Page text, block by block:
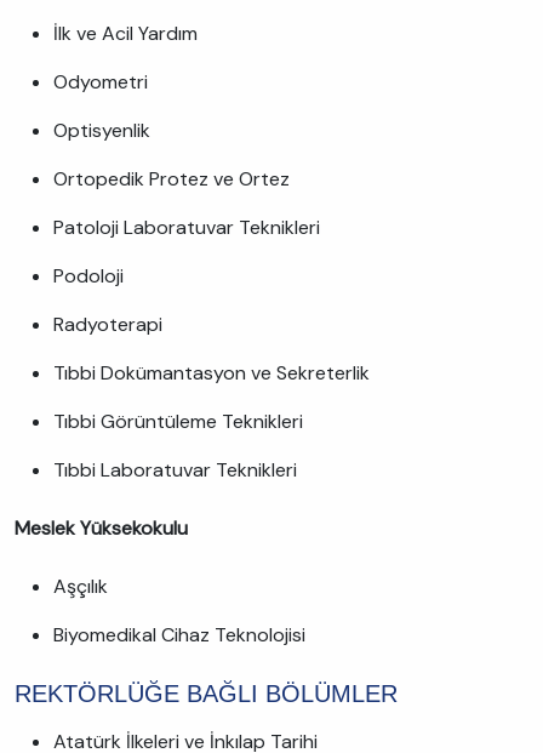
İlk ve Acil Yardım
Odyometri
Optisyenlik
Ortopedik Protez ve Ortez
Patoloji Laboratuvar Teknikleri
Podoloji
Radyoterapi
Tıbbi Dokümantasyon ve Sekreterlik
Tıbbi Görüntüleme Teknikleri
Tıbbi Laboratuvar Teknikleri
Meslek Yüksekokulu
Aşçılık
Biyomedikal Cihaz Teknolojisi
REKTÖRLÜĞE BAĞLI BÖLÜMLER
Atatürk İlkeleri ve İnkılap Tarihi